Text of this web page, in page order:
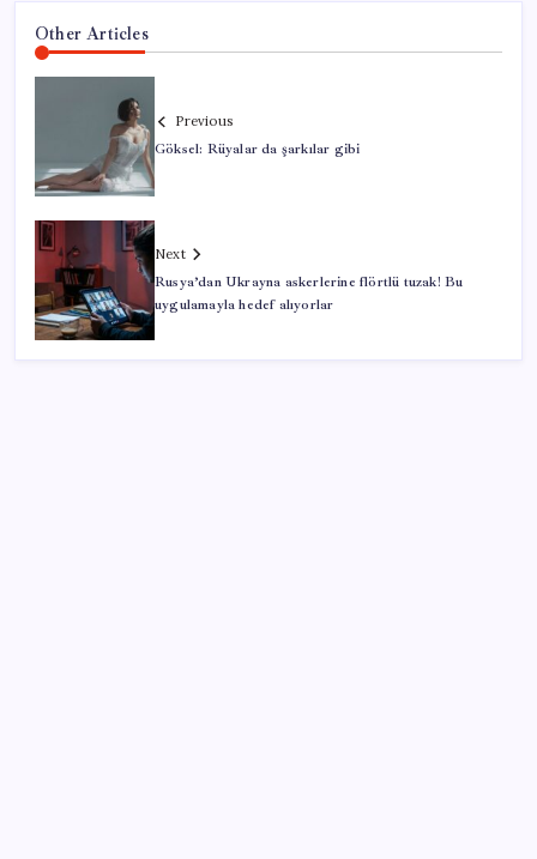
Other Articles
Previous
Göksel: Rüyalar da şarkılar gibi
Next
Rusya’dan Ukrayna askerlerine flörtlü tuzak! Bu
uygulamayla hedef alıyorlar